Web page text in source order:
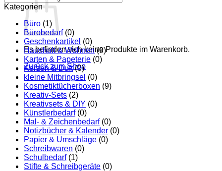
Es befinden sich keine Produkte im Warenkorb.
Zurück zum Shop
Kategorien
Büro (1)
Bürobedarf (0)
Geschenkartikel (0)
Haushalt & Wohnen (9)
Karten & Papeterie (0)
Kerzen & Duft (0)
kleine Mitbringsel (0)
Kosmetiktücherboxen (9)
Kreativ-Sets (2)
Kreativsets & DIY (0)
Künstlerbedarf (0)
Mal- & Zeichenbedarf (0)
Notizbücher & Kalender (0)
Papier & Umschläge (0)
Schreibwaren (0)
Schulbedarf (1)
Stifte & Schreibgeräte (0)